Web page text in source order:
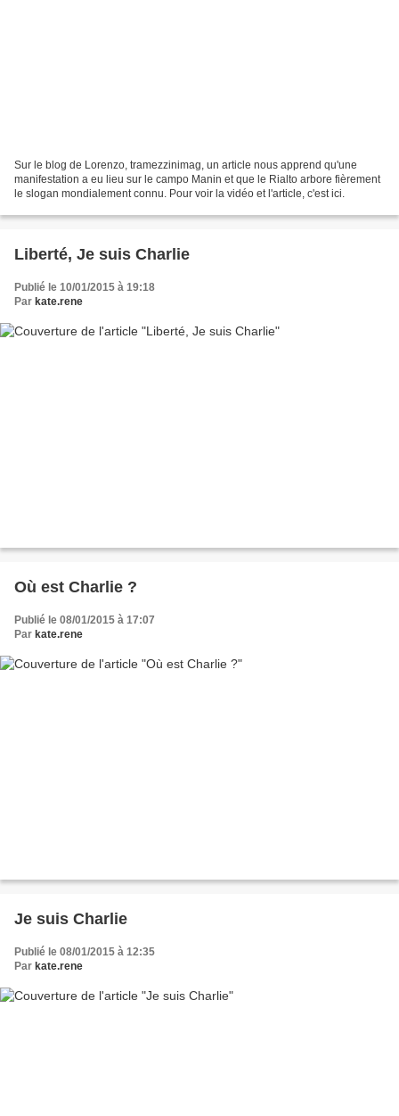
Sur le blog de Lorenzo, tramezzinimag, un article nous apprend qu'une
manifestation a eu lieu sur le campo Manin et que le Rialto arbore fièrement
le slogan mondialement connu. Pour voir la vidéo et l'article, c'est ici.
Liberté, Je suis Charlie
Publié le 10/01/2015 à 19:18
Par kate.rene
Où est Charlie ?
Publié le 08/01/2015 à 17:07
Par kate.rene
Je suis Charlie
Publié le 08/01/2015 à 12:35
Par kate.rene